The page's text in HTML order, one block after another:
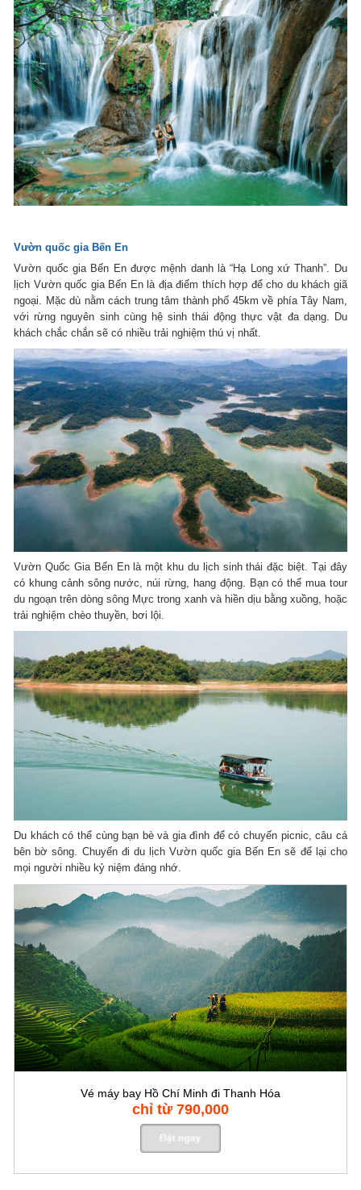
Vườn quốc gia Bến En
Vườn quốc gia Bến En được mệnh danh là “Hạ Long xứ Thanh”. Du
lịch Vườn quốc gia Bến En là địa điểm thích hợp để cho du khách giã
ngoại. Mặc dù nằm cách trung tâm thành phố 45km về phía Tây Nam,
với rừng nguyên sinh cùng hệ sinh thái động thực vật đa dạng. Du
khách chắc chắn sẽ có nhiều trải nghiệm thú vị nhất.
Vườn Quốc Gia Bến En là một khu du lịch sinh thái đặc biệt. Tại đây
có khung cảnh sông nước, núi rừng, hang động. Bạn có thể mua tour
du ngoạn trên dòng sông Mực trong xanh và hiền dịu bằng xuồng, hoặc
trải nghiệm chèo thuyền, bơi lội.
Du khách có thể cùng bạn bè và gia đình để có chuyến picnic, câu cá
bên bờ sông. Chuyến đi du lịch Vườn quốc gia Bến En sẽ để lại cho
mọi người nhiều kỷ niệm đáng nhớ.
Vé máy bay Hồ Chí Minh đi Thanh Hóa
chỉ từ 790,000